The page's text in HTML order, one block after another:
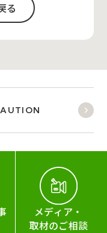
る
メディア・
取材のご相談